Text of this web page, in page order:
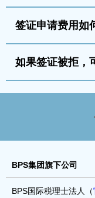
签证申请费用如
如果签证被拒，
BPS集团旗下公司
BPS国际税理士法人（